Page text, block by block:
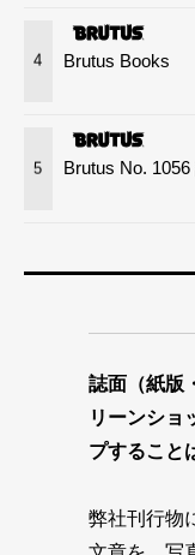
4 Brutus Books
5 Brutus No.
誌面（紙版
リーンショ
プすること
弊社刊行物